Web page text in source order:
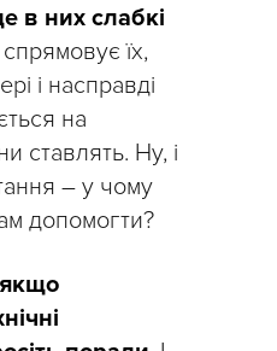
в них слабкі
їх,
і насправді
на
ставлять. Ну, і
– у чому
допомогти?
якщо